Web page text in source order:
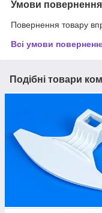
Умови повернення
Повернення товару
Всі умови
Подібні товари